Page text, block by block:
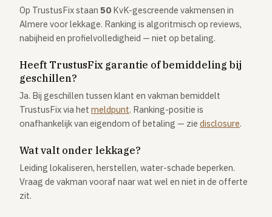
Op TrustusFix staan 50 KvK-gescreende vakmensen in
Almere voor lekkage. Ranking is algoritmisch op reviews,
nabijheid en profielvolledigheid — niet op betaling.
Heeft TrustusFix garantie of bemiddeling bij
geschillen?
Ja. Bij geschillen tussen klant en vakman bemiddelt
TrustusFix via het meldpunt. Ranking-positie is
onafhankelijk van eigendom of betaling — zie disclosure.
Wat valt onder lekkage?
Leiding lokaliseren, herstellen, water-schade beperken.
Vraag de vakman vooraf naar wat wel en niet in de offerte
zit.